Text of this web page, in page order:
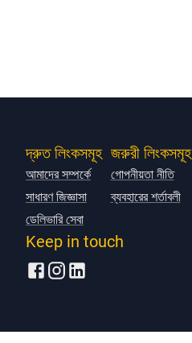
দ্রুত লিংকসমূহ
আমাদের সম্পর্কে
সাধারণ জিজ্ঞাসা
ডেলিভারি সেবা
জরুরী লিংকসমূহ
গোপনীয়তা নীতি
ব্যবহারের শর্তাবলী
Keep in touch